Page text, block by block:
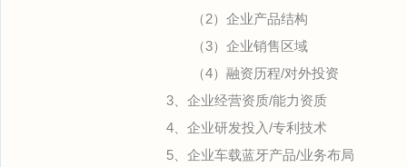
（2）企业产品结构
（3）企业销售区域
（4）融资历程/对外投资
3、企业经营资质/能力资质
4、企业研发投入/专利技术
5、企业车载蓝牙产品/业务布局